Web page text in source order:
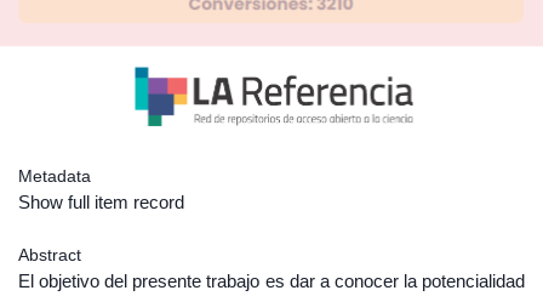
Metadata
Show full item record
Abstract
El objetivo del presente trabajo es dar a conocer la potencialidad